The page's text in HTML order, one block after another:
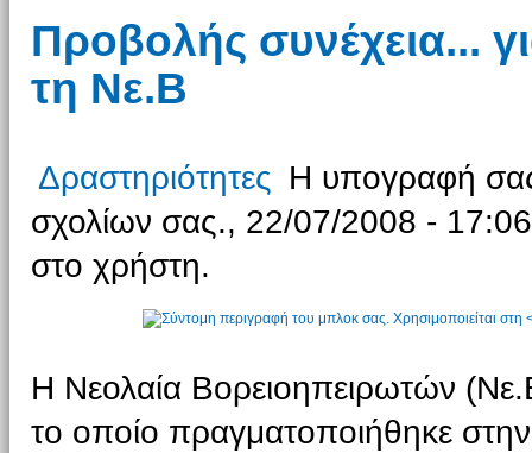
Προβολής συνέχεια...
τη Νε.Β
Δραστηριότητες Η υπογραφή σας
σχολίων σας., 22/07/2008 - 17:06
στο χρήστη.
Η Νεολαία Βορειοηπειρωτών
το οποίο πραγματοποιήθηκε